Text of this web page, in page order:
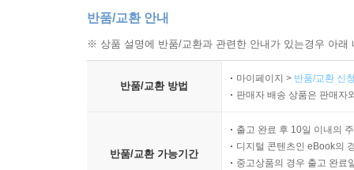
반품/교환 안내
※ 상품 설명에 반품/교환과 관련한 안내가 있는경우 아
반품/교환 방법
마이페이지 > 반품/교환 신
판매자 배송 상품은 판매자
반품/교환 가능기간
출고 완료 후 10일 이내의
디지털 콘텐츠인 eBook의
중고상품의 경우 출고 완료